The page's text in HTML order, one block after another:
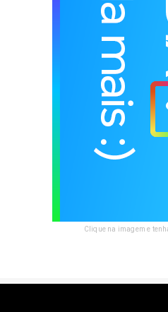
Clique na imagem e